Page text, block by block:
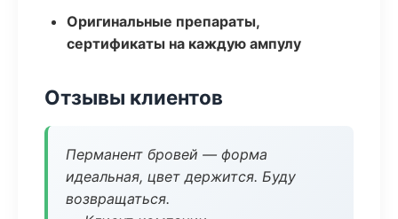
Оригинальные препараты,
сертификаты на каждую ампулу
Отзывы клиентов
Перманент бровей — форма
идеальная, цвет держится. Буду
возвращаться.